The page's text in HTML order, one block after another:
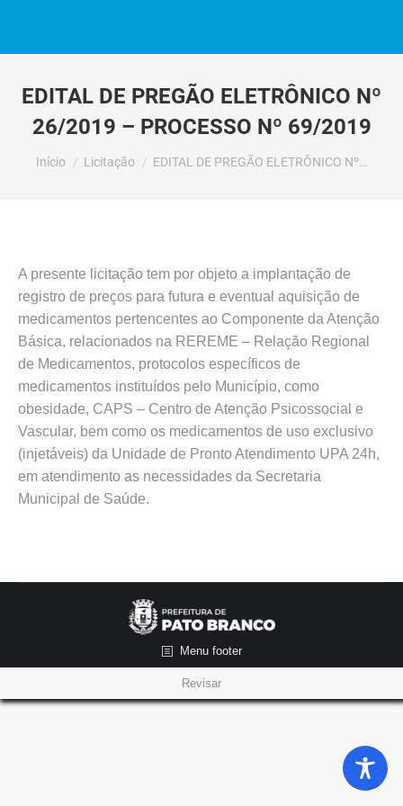
EDITAL DE PREGÃO ELETRÔNICO Nº
26/2019 – PROCESSO Nº 69/2019
Você está aqui:
Início Licitação EDITAL DE PREGÃO ELETRÔNICO Nº…
A presente licitação tem por objeto a implantação de
registro de preços para futura e eventual aquisição de
medicamentos pertencentes ao Componente da Atenção
Básica, relacionados na REREME – Relação Regional
de Medicamentos, protocolos específicos de
medicamentos instituídos pelo Município, como
obesidade, CAPS – Centro de Atenção Psicossocial e
Vascular, bem como os medicamentos de uso exclusivo
(injetáveis) da Unidade de Pronto Atendimento UPA 24h,
em atendimento as necessidades da Secretaria
Municipal de Saúde.
Menu footer
Revisar